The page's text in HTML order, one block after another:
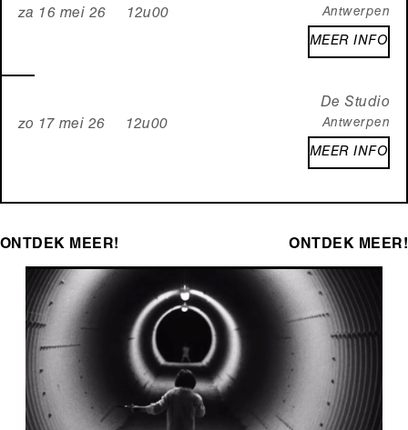
za 16 mei 26 12u00 Antwerpen
MEER INFO
zo 17 mei 26 12u00
De Studio
Antwerpen
MEER INFO
ONTDEK MEER! ONTDEK MEER!